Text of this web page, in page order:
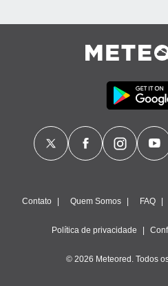
Contato Quem Somos FAQ
Política de privacidade
© 2026 Meteored. Todos